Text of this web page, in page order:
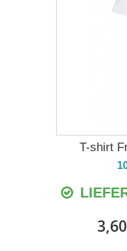
T-shirt